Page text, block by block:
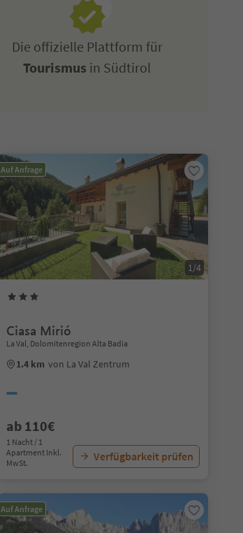
Die offizielle Plattform für
Tourismus in Südtirol
Auf Anfrage
1/4
Ciasa Mirió
La Val, Dolomitenregion Alta Badia
1.4 km von La Val Zentrum
ab 110€
1 Nacht / 1
Apartment Inkl.
MwSt.
Verfügbarkeit prüfen
Auf Anfrage